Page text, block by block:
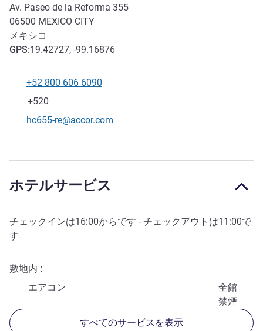
Av. Paseo de la Reforma 355
06500 MEXICO CITY
メキシコ
GPS:19.42727, -99.16876
電話番号
+52 800 606 6090
ファックス
+520
Eメール
hc655-re@accor.com
ホテルサービス
チェックインは16:00からです - チェックアウトは11:00で
す
敷地内
エアコン
全館
禁煙
すべてのサービスを表示